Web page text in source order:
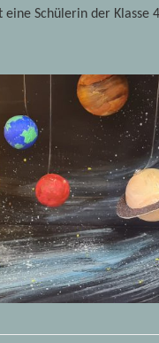
eine Schülerin der Klasse